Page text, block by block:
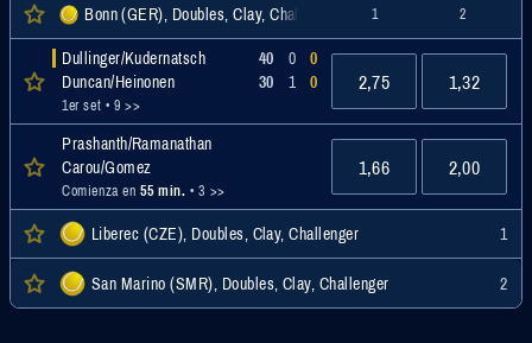
Bonn (GER), Doubles, Clay, Challenger 1 2
Dullinger/Kudernatsch
Duncan/Heinonen
1er set • 9 >>
40
30
0
1
0
0
2,75 1,32
Prashanth/Ramanathan
Carou/Gomez
Comienza en 55 min. • 3 >>
1,66 2,00
Liberec (CZE), Doubles, Clay, Challenger 1
San Marino (SMR), Doubles, Clay, Challenger 2